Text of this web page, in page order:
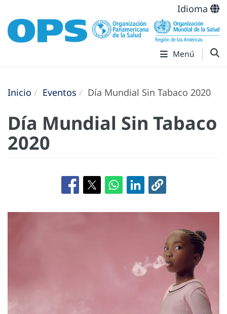
Idioma
Menú
Inicio Eventos Día Mundial Sin Tabaco 2020
Día Mundial Sin Tabaco
2020